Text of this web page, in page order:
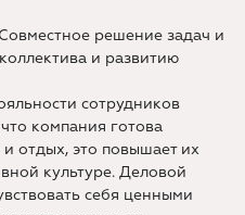
решение задач и
и развитию
сотрудников
компания готова
отдых, это повышает их
культуре. Деловой
себя ценными